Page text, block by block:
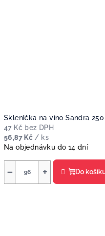
Sklenička na víno Sandra
47 Kč bez DPH
56,87 Kč / ks
Na objednávku do 14 dní
+
− Do